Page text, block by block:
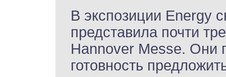
В экспозиции Energy
представила почти
Hannover Messe. Они
готовность